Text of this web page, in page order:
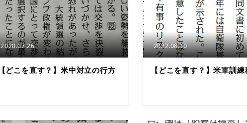
2020.07.26
【どこを直す？】米中対立の行方
2022.08.10
【どこを直す？】米軍訓